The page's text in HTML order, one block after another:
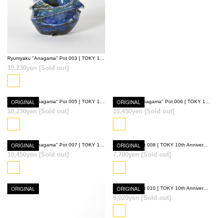
SOLD OUT
10,230yen [Sold out]
ORIGINAL
10,230yen [Sold out]
ORIGINAL
10,450yen [Sold out]
ORIGINAL
10,450yen [Sold out]
ORIGINAL Ryumyaku Pot 008 [ TOKY 10th Anniversary Model ]
7,700yen [Sold out]
ORIGINAL ORIGINAL Ryumyaku Pot 010 [ TOKY 10th Anniversary Model ]
9,020yen [Sold out]